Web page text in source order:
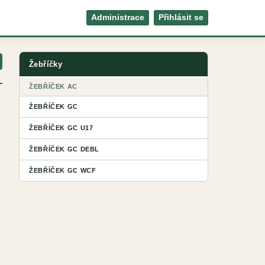
Administrace Přihlásit se
Žebříčky
ŽEBŘÍČEK AC
ŽEBŘÍČEK GC
ŽEBŘÍČEK GC U17
ŽEBŘÍČEK GC DEBL
ŽEBŘÍČEK GC WCF